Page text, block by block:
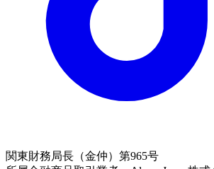
関東財務局長（金仲）第965号